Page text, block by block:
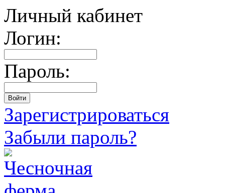
Личный кабинет
Логин:
Пароль:
Зарегистрироваться
Забыли пароль?